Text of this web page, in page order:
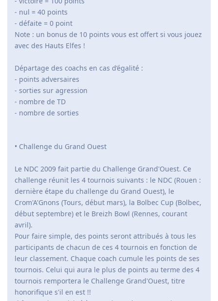
- nul = 40 points
- défaite = 0 point
Note : un bonus de 10 points vous est offert si vous jouez
avec des Hauts Elfes !
Départage des coachs en cas d’égalité :
- points adversaires
- sorties sur agression
- nombre de TD
- nombre de sorties
• Challenge du Grand Ouest
Le NDC 2009 fait partie du Challenge Grand'Ouest. Ce
challenge réunit les 4 tournois suivants : le NDC (Rouen :
dernière étape du challenge du Grand Ouest), le
Crom'A'Gnons (Tours, début mars), la Bolbec Cup (Bolbec,
début septembre) et le Breizh Bowl (Rennes, courant
avril).
Pour faire simple, des points seront attribués à tous les
participants de chacun de ces 4 tournois en fonction de
leur classement. Chaque coach cumule les points de ses
tournois. Celui qui aura le plus de points au terme des 4
tournois remportera le Challenge Grand'Ouest, titre
honorifique s'il en est !!